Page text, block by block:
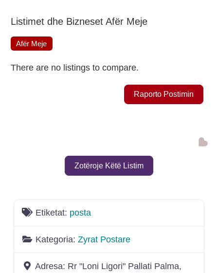
Listimet dhe Bizneset Afër Meje
Afër Meje
There are no listings to compare.
Raporto Postimin
Zotëroje Këtë Listim
Etiketat: posta
Kategoria: Zyrat Postare
Adresa: Rr "Loni Ligori" Pallati Palma,